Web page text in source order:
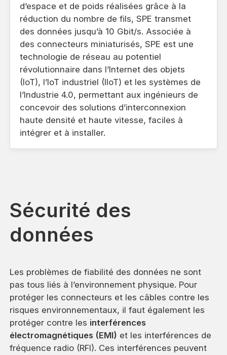
d’espace et de poids réalisées grâce à la
réduction du nombre de fils, SPE transmet
des données jusqu’à 10 Gbit/s. Associée à
des connecteurs miniaturisés, SPE est une
technologie de réseau au potentiel
révolutionnaire dans l’Internet des objets
(IoT), l’IoT industriel (IIoT) et les systèmes de
l’Industrie 4.0, permettant aux ingénieurs de
concevoir des solutions d’interconnexion
haute densité et haute vitesse, faciles à
intégrer et à installer.
Sécurité des
données
Les problèmes de fiabilité des données ne sont
pas tous liés à l’environnement physique. Pour
protéger les connecteurs et les câbles contre les
risques environnementaux, il faut également les
protéger contre les interférences
électromagnétiques (EMI) et les interférences de
fréquence radio (RFI). Ces interférences peuvent